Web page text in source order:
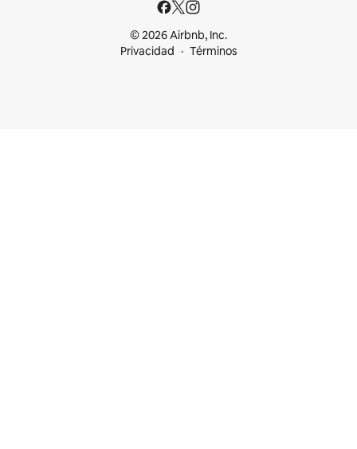
© 2026 Airbnb, Inc.
Privacidad
Términos